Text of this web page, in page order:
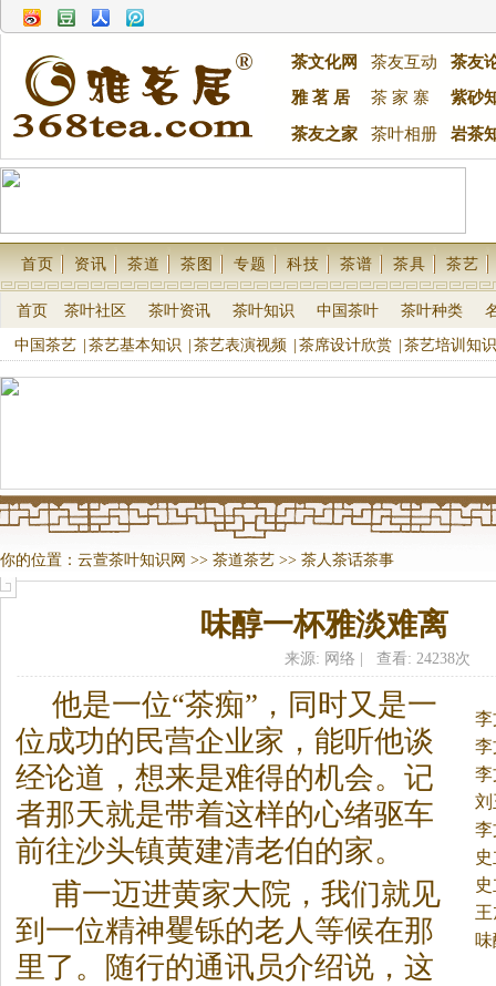
茶文化网 茶友互动
茶友
雅 茗 居
茶 家 寨 紫砂
茶友之家 茶叶相册 岩茶
首页 资讯 茶道 茶图 专题 科技 茶谱 茶具 茶艺
首页 茶叶社区 茶叶资讯 茶叶知识 中国茶叶 茶叶种类
中国茶艺 茶艺基本知识 茶艺表演视频 茶席设计欣赏 茶艺培训知识
你的位置： 云萱茶叶知识网 >> 茶道茶艺 >> 茶人茶话茶事
味醇一杯雅淡难离
来源: 网络 | 查看: 24238次
他是一位“茶痴”，同时又是一
位成功的民营企业家，能听他谈
经论道，想来是难得的机会。 记
者那天就是带着这样的心绪驱车
前往沙头镇黄建清老伯的家。
甫一迈进黄家大院，我们就见
到一位精神矍铄的老人等候在那
里了。随行的通讯员介绍说，这